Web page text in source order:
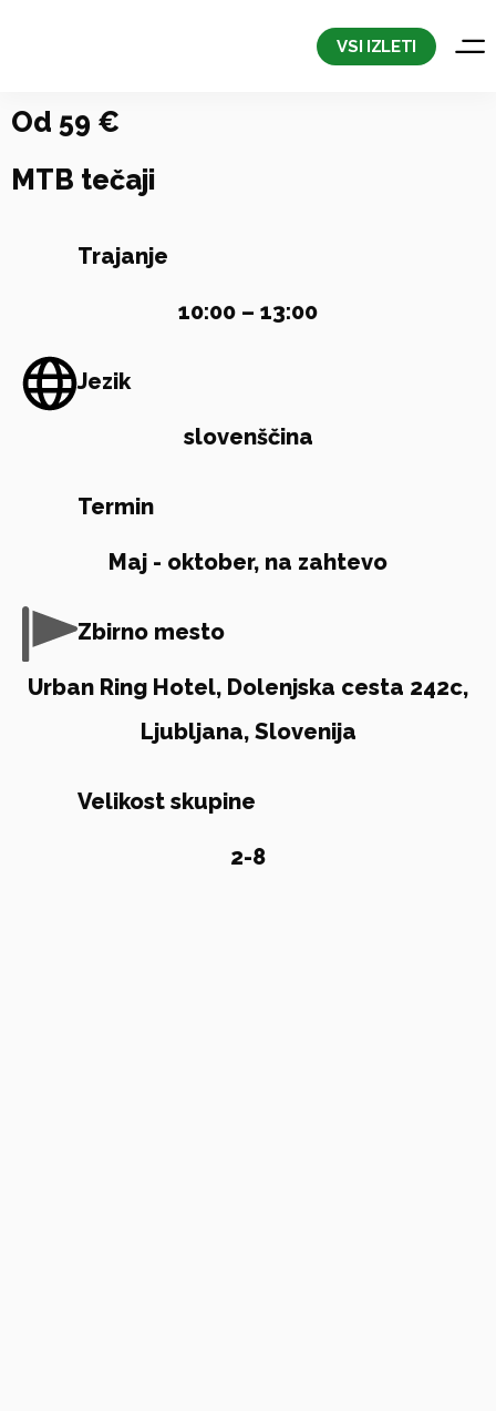
VSI IZLETI
Od 59 €
MTB tečaji
Trajanje
10:00 – 13:00
Jezik
slovenščina
Termin
Maj - oktober, na zahtevo
Zbirno mesto
Urban Ring Hotel, Dolenjska cesta 242c,
Ljubljana, Slovenija
Velikost skupine
2-8